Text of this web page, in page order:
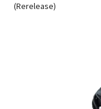
(Rerelease)